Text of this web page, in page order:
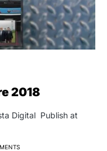
2018
Digital Publish at